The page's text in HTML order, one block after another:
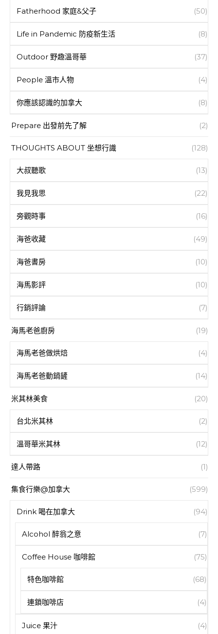
Fatherhood 家庭&父子 (50)
Life in Pandemic 防疫新生活 (8)
Outdoor 野趣溫哥華 (37)
People 溫市人物 (4)
你應該認識的加拿大 (8)
Prepare 出發前先了解 (2)
THOUGHTS ABOUT 坐想行識 (128)
大叔聽歌 (13)
我見我思 (22)
旁觀時事 (16)
海爸收藏 (49)
海爸書房 (10)
海馬影評 (10)
行銷評論 (7)
海馬老爸廚房 (19)
海馬老爸做烘焙 (4)
海馬老爸動鍋鏟 (14)
米其林美食 (20)
台北米其林 (2)
溫哥華米其林 (12)
達人帶路 (1)
集食行樂@加拿大 (599)
Drink 喝在加拿大 (94)
Alcohol 醉翁之意 (7)
Coffee House 咖啡館 (75)
特色咖啡館 (68)
連鎖咖啡店 (4)
Juice 果汁 (4)